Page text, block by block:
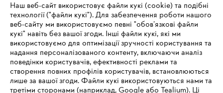
Зареєструватись зараз
#STIHL
Наш веб-сайт використовує файли кукі (cookie) та подібні
технології ("файли кукі"). Для забезпечення роботи нашого
веб-сайту ми використовуємо певні "обов’язкові файли
кукі" навіть без вашої згоди. Інші файли кукі, які ми
використовуємо для оптимізації зручності користування та
надання персоналізованого контенту, включаючи аналіз
поведінки користувачів, ефективності реклами та
створення повних профілів користувачів, встановлюються
лише за вашої згоди. Файли кукі використовуються нами та
третіми сторонами (наприклад, Google або Tealium). Ці